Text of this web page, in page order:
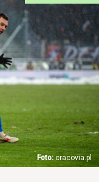
cracovia.pl